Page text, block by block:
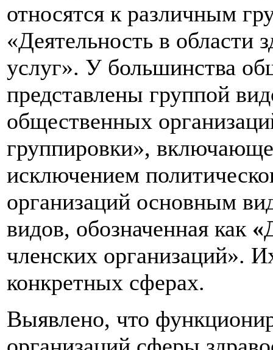
относятся к различным
«Деятельность в области
услуг». У большинства
представлены группой
общественных
группировки»,
исключением
организаций основным
видов, обозначенная как «
членских организаций».
конкретных сферах.
Выявлено, что